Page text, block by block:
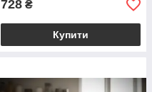
728 ₴
Купити